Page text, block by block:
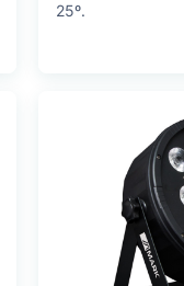
25º.